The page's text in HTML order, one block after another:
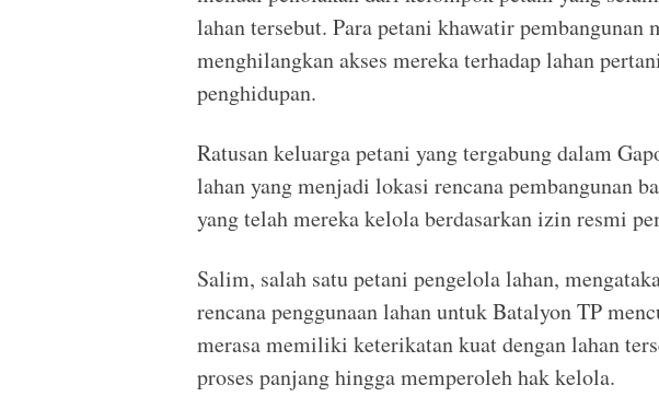
lahan tersebut. Para petani khawatir pembangunan
menghilangkan akses mereka terhadap lahan
penghidupan.
Ratusan keluarga petani yang tergabung dalam
lahan yang menjadi lokasi rencana pembangunan
yang telah mereka kelola berdasarkan izin resmi
Salim, salah satu petani pengelola lahan,
rencana penggunaan lahan untuk Batalyon TP
merasa memiliki keterikatan kuat dengan lahan
proses panjang hingga memperoleh hak kelola.